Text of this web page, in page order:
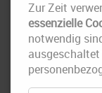
Zur Zeit
essenzielle
notwendig
ausgeschaltet